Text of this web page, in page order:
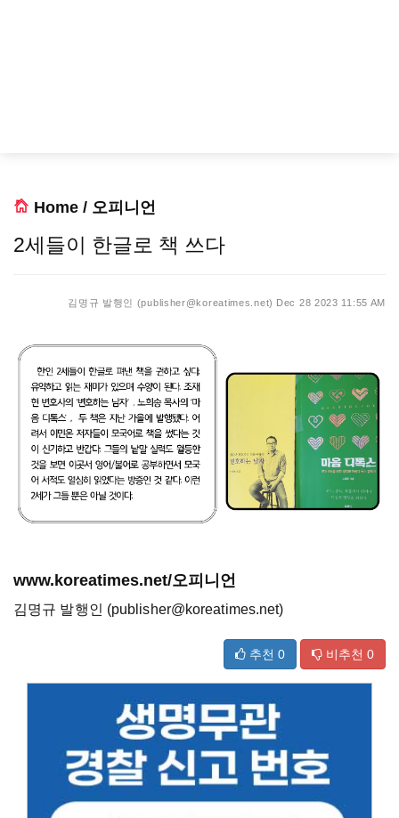
Home / 오피니언
2세들이 한글로 책 쓰다
김명규 발행인 (publisher@koreatimes.net) Dec 28 2023 11:55 AM
www.koreatimes.net/오피니언
김명규 발행인 (publisher@koreatimes.net)
추천 0 비추천 0